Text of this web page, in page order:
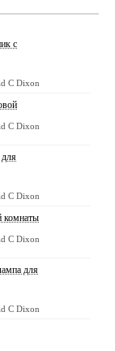
с
C Dixon
C Dixon
C Dixon
комнаты
C Dixon
для
C Dixon